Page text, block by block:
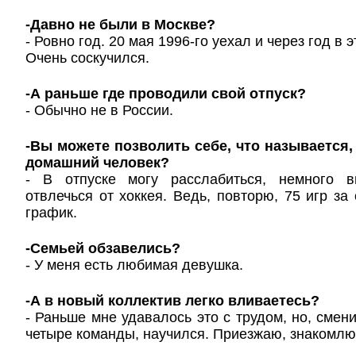
-Давно не были в Москве?
- Ровно год. 20 мая 1996-го уехал и через год в
Очень соскучился.
-А раньше где проводили свой отпуск?
- Обычно не в России.
-Вы можете позволить себе, что
домашний человек?
- В отпуске могу расслабиться, немного
отвлечься от хоккея. Ведь, повторю, 75 игр
график.
-Семьей обзавелись?
- У меня есть любимая девушка.
-А в новый коллектив легко вливаетесь?
- Раньше мне удавалось это с трудом, но,
четыре команды, научился. Приезжаю,